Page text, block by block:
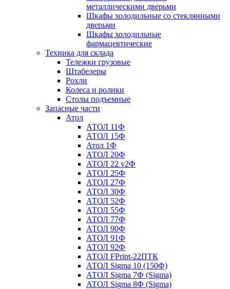
металлическими дверьми
Шкафы холодильные со стеклянными
дверьми
Шкафы холодильные
фармацевтические
Техника для склада
Тележки грузовые
Штабелеры
Рохли
Колеса и ролики
Столы подъемные
Запасные части
Атол
АТОЛ 11Ф
АТОЛ 15Ф
Атол 1Ф
АТОЛ 20Ф
АТОЛ 22 v2Ф
АТОЛ 25Ф
АТОЛ 27Ф
АТОЛ 30Ф
АТОЛ 52Ф
АТОЛ 55Ф
АТОЛ 77Ф
АТОЛ 90Ф
АТОЛ 91Ф
АТОЛ 92Ф
АТОЛ FPrint-22ПТК
АТОЛ Sigma 10 (150Ф)
АТОЛ Sigma 7Ф (Sigma)
АТОЛ Sigma 8Ф (Sigma)